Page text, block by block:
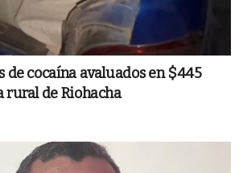
de cocaína avaluados en $445
rural de Riohacha